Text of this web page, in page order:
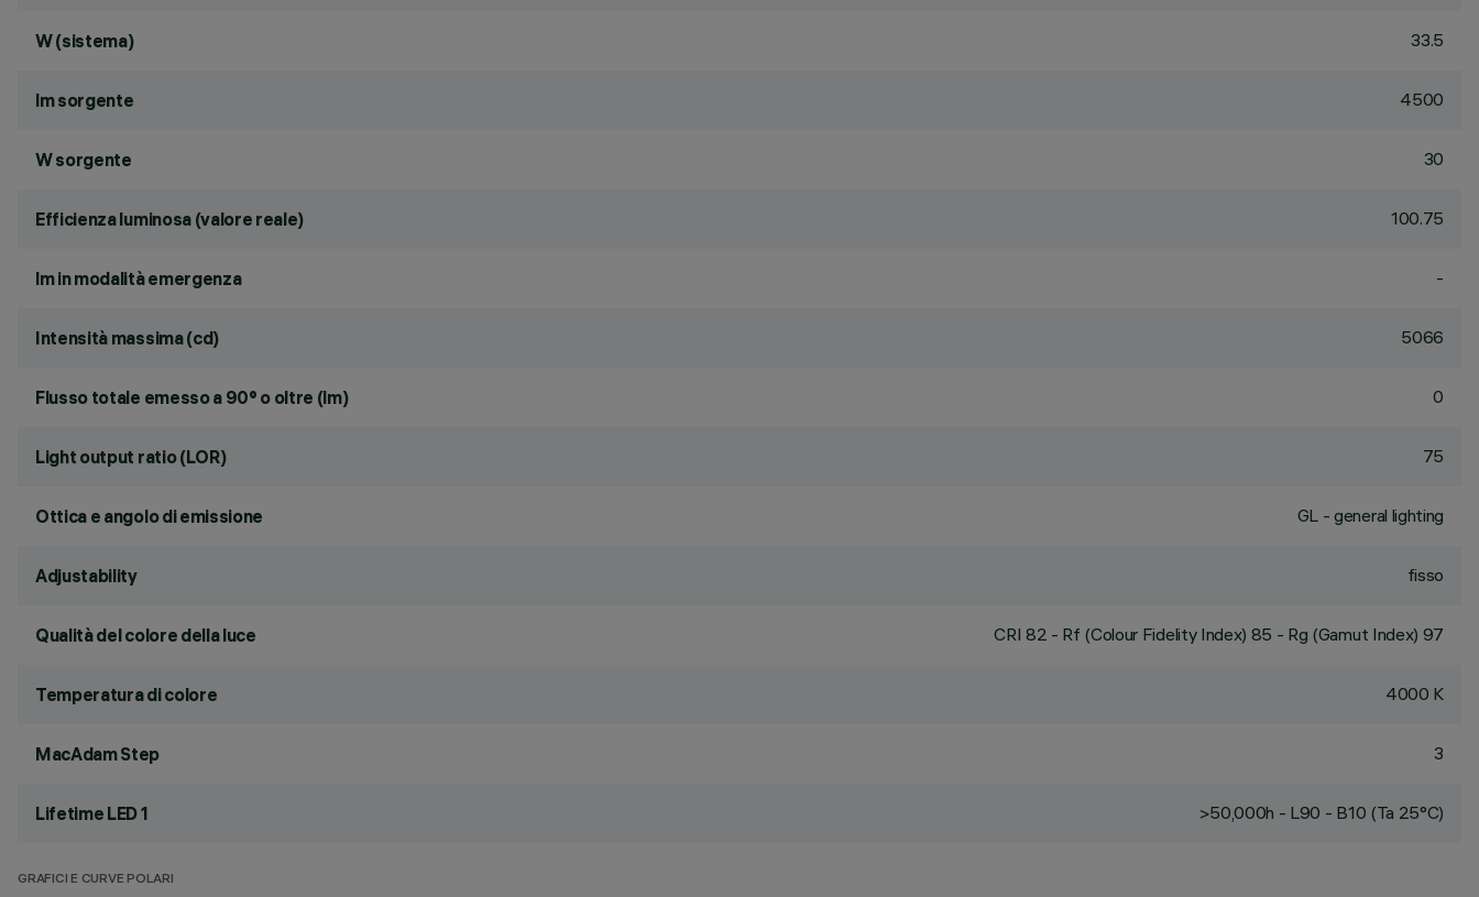
W (sistema) 33.5
lm sorgente 4500
W sorgente 30
Efficienza luminosa (valore reale) 100.75
lm in modalità emergenza -
Intensità massima (cd) 5066
Flusso totale emesso a 90° o oltre (lm) 0
Light output ratio (LOR) 75
Ottica e angolo di emissione GL - general lighting
Adjustability fisso
Qualità del colore della luce CRI 82 - Rf (Colour Fidelity Index) 85 - Rg (Gamut Index) 97
Temperatura di colore 4000 K
MacAdam Step 3
Lifetime LED 1 >50,000h - L90 - B10 (Ta 25°C)
GRAFICI E CURVE POLARI